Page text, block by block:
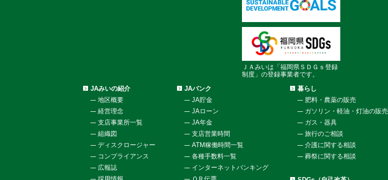
ＪＡみいは「福岡県ＳＤＧｓ登録
制度」の登録事業者です。
JAみいの紹介
地区概要
経営理念
支店事業所一覧
組織図
ディスクロージャー
コンプライアンス
広報誌
JAバンク
JA貯金
JAローン
JA年金
支店営業時間
ATM稼働時間一覧
各種手数料一覧
インターネットバンキング
暮らし
肥料・農薬の販売
ガソリン・軽油・灯油の販売
ガス・器具
旅行のご相談
介護に関する相談
葬祭に関する相談